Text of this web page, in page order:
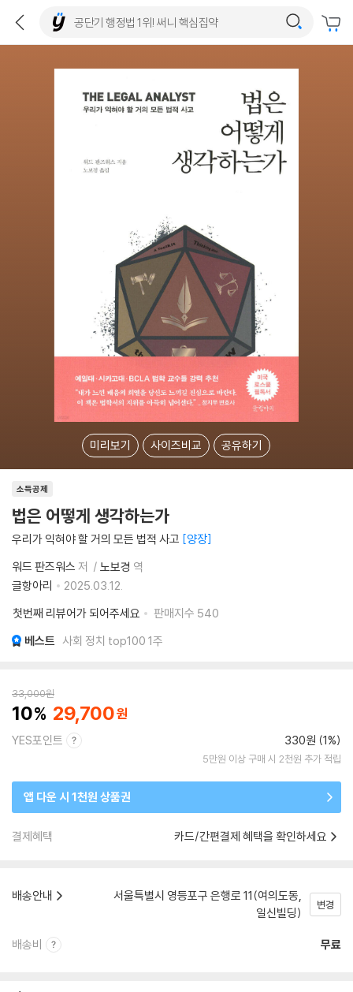
미리보기 사이즈비교 공유하기
소득공제
법은 어떻게 생각하는가
우리가 익혀야 할 거의 모든 법적 사고 양장
워드 판즈워스 저 노보경 역
글항아리
2025.03.12.
첫번째 리뷰어가 되어주세요
판매지수 540
베스트 사회 정치 top100 1주
33,000원
10 29,700
YES포인트 330원 (1%)
5만원 이상 구매 시 2천원 추가 적립
앱 다운 시 1천원 상품권
결제혜택 카드/간편결제 혜택을 확인하세요
배송안내
서울특별시 영등포구 은행로 11(여의도동,
일신빌딩)
변경
배송비 무료